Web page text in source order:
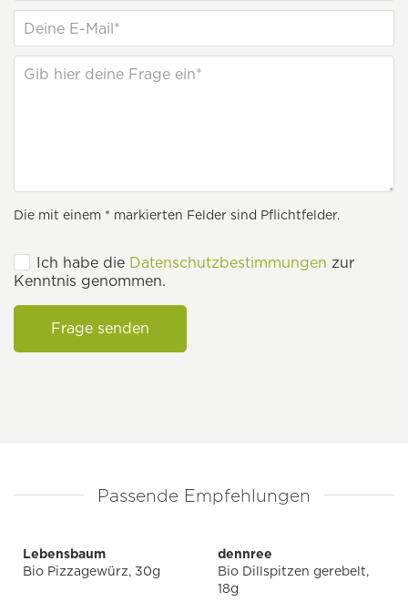
Die mit einem * markierten Felder sind Pflichtfelder.
Ich habe die Datenschutzbestimmungen zur
Kenntnis genommen.
Frage senden
Passende Empfehlungen
Lebensbaum
Bio Pizzagewürz, 30g
dennree
Bio Dillspitzen gerebelt,
18g